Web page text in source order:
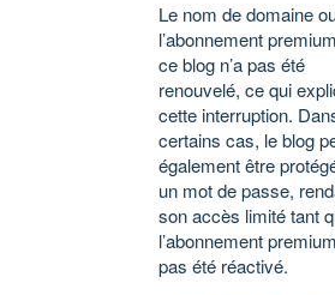
Le nom de domaine
l’abonnement
ce blog n’a pas été
renouvelé, ce qui
cette interruption.
certains cas, le blog
également être
un mot de passe,
son accès limité tant
l’abonnement
pas été réactivé.